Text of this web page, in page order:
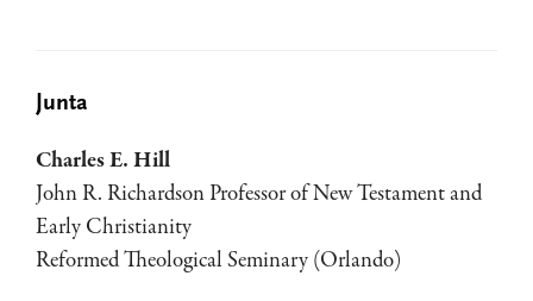
Junta
Charles E. Hill
John R. Richardson Professor of New Testament and
Early Christianity
Reformed Theological Seminary (Orlando)